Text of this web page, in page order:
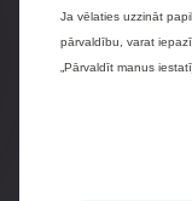
Ja vēlaties uzzināt
pārvaldību, varat
„Pārvaldīt manus